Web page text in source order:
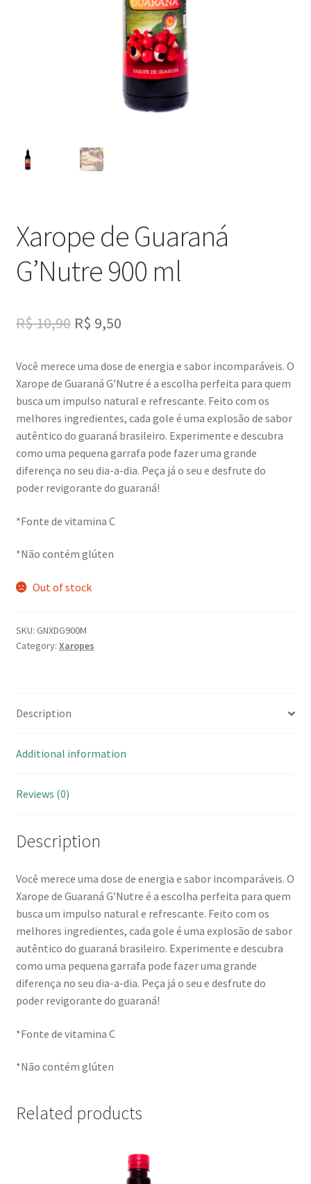
Xarope de Guaraná
G’Nutre 900 ml
R$10,90 Original
was:
R$ 10,90.
R$ 9,50Current
is:
R$ 9,50.
Você merece uma dose de energia e sabor incomparáveis. O
Xarope de Guaraná G’Nutre é a escolha perfeita para quem
busca um impulso natural e refrescante. Feito com os
melhores ingredientes, cada gole é uma explosão de sabor
autêntico do guaraná brasileiro. Experimente e descubra
como uma pequena garrafa pode fazer uma grande
diferença no seu dia-a-dia. Peça já o seu e desfrute do
poder revigorante do guaraná!
*Fonte de vitamina C
*Não contém glúten
Out of stock
SKU: GNXDG900M
Category: Xaropes
Description
Additional information
Reviews (0)
Description
Você merece uma dose de energia e sabor incomparáveis. O
Xarope de Guaraná G’Nutre é a escolha perfeita para quem
busca um impulso natural e refrescante. Feito com os
melhores ingredientes, cada gole é uma explosão de sabor
autêntico do guaraná brasileiro. Experimente e descubra
como uma pequena garrafa pode fazer uma grande
diferença no seu dia-a-dia. Peça já o seu e desfrute do
poder revigorante do guaraná!
*Fonte de vitamina C
*Não contém glúten
Related products